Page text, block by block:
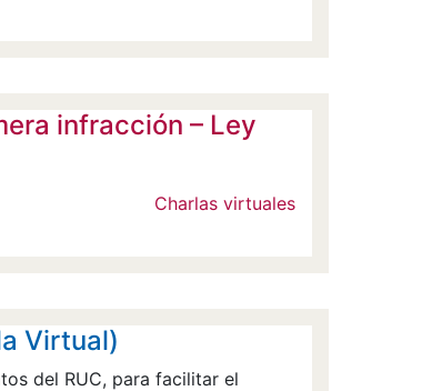
infracción – Ley
Charlas virtuales
Virtual)
del RUC, para facilitar el